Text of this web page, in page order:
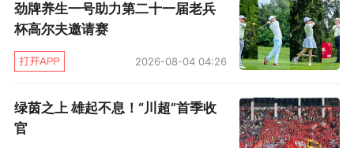
限公司总经理芝原步为上海队授予“上海YONEX
羽毛球队”新队名。2027年起他们将穿着世界战
略款赛服征战赛场。
会议现场，巴黎奥运会女双金牌得主陈清晨也以
新身份——YONEX品牌推广大使亮相。两位国羽
劲牌养生一号助力第二十一届老兵
杯高尔夫邀请赛
2026-08-04 04:26
绿茵之上 雄起不息！“川超”首季收
官